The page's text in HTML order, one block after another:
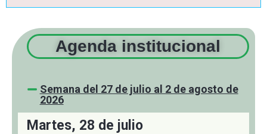
Agenda institucional
Semana del 27 de julio al 2 de agosto de
2026
Martes, 28 de julio